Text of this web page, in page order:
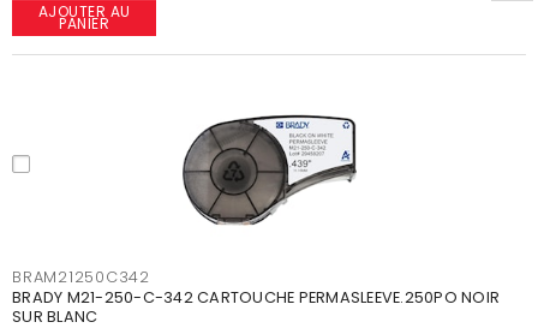
AJOUTER AU
PANIER
BRAM21250C342
BRADY M21-250-C-342 CARTOUCHE PERMASLEEVE.250PO NOIR
SUR BLANC